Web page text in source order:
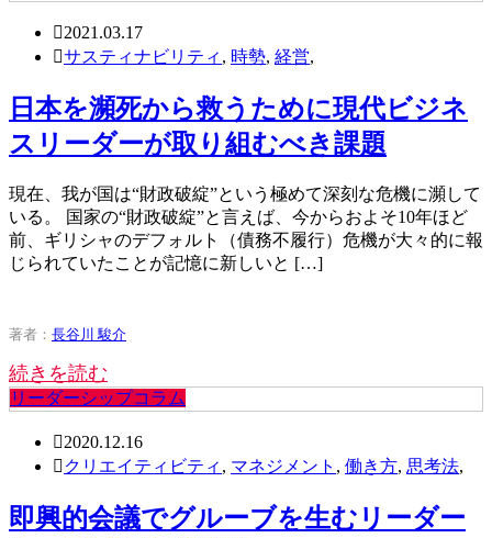
2021.03.17
サスティナビリティ , 時勢, 経営,
日本を瀕死から救うために現代ビジネ
スリーダーが取り組むべき課題
現在、我が国は“財政破綻”という極めて深刻な危機に瀕して
いる。 国家の“財政破綻”と言えば、今からおよそ10年ほど
前、ギリシャのデフォルト（債務不履行）危機が大々的に報
じられていたことが記憶に新しいと […]
著者： 長谷川 駿介
続きを読む
リーダーシップコラム
2020.12.16
クリエイティビティ , マネジメント , 働き方, 思考法,
即興的会議でグルーブを生むリーダー